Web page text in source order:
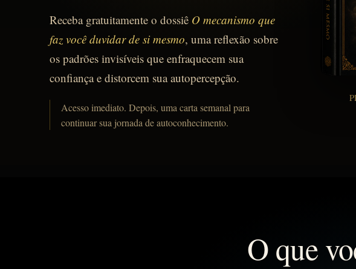
Receba gratuitamente o dossiê O mecanismo que
faz você duvidar de si mesmo, uma reflexão sobre
os padrões invisíveis que enfraquecem sua
confiança e distorcem sua autopercepção.
Acesso imediato. Depois, uma carta semanal para
continuar sua jornada de autoconhecimento.
O que